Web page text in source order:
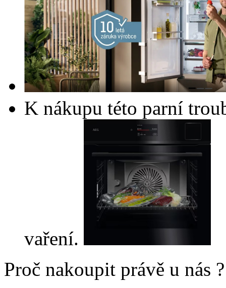
K nákupu této parní
vaření.
Proč nakoupit právě u nás ?